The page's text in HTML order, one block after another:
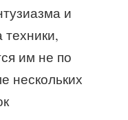
и
техники,
им не по
нескольких